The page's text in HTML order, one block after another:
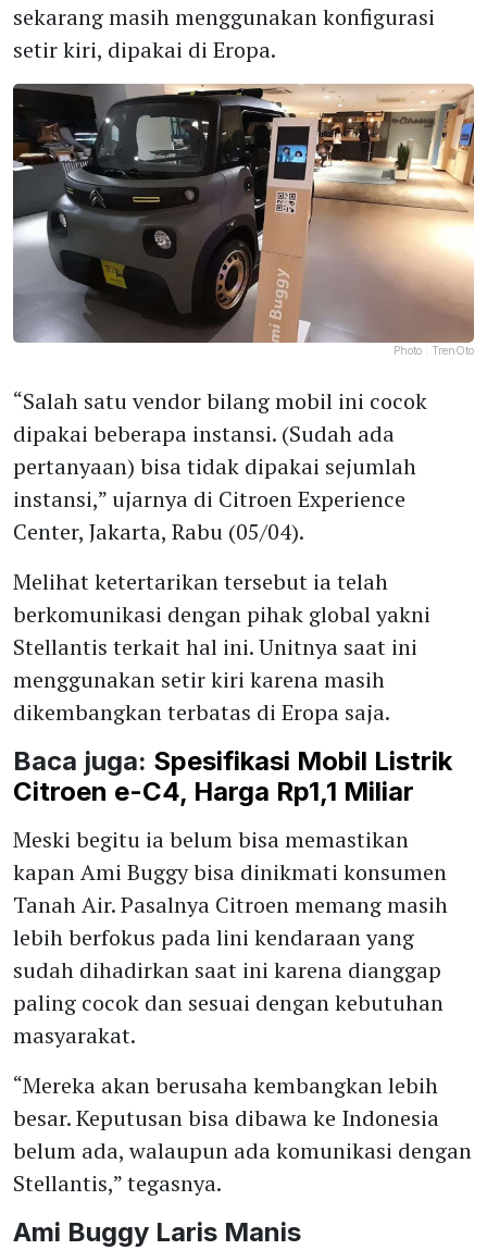
sekarang masih menggunakan konfigurasi
setir kiri, dipakai di Eropa.
Photo : TrenOto
“Salah satu vendor bilang mobil ini cocok
dipakai beberapa instansi. (Sudah ada
pertanyaan) bisa tidak dipakai sejumlah
instansi,” ujarnya di Citroen Experience
Center, Jakarta, Rabu (05/04).
Melihat ketertarikan tersebut ia telah
berkomunikasi dengan pihak global yakni
Stellantis terkait hal ini. Unitnya saat ini
menggunakan setir kiri karena masih
dikembangkan terbatas di Eropa saja.
Baca juga: Spesifikasi Mobil Listrik
Citroen e-C4, Harga Rp1,1 Miliar
Meski begitu ia belum bisa memastikan
kapan Ami Buggy bisa dinikmati konsumen
Tanah Air. Pasalnya Citroen memang masih
lebih berfokus pada lini kendaraan yang
sudah dihadirkan saat ini karena dianggap
paling cocok dan sesuai dengan kebutuhan
masyarakat.
“Mereka akan berusaha kembangkan lebih
besar. Keputusan bisa dibawa ke Indonesia
belum ada, walaupun ada komunikasi dengan
Stellantis,” tegasnya.
Ami Buggy Laris Manis